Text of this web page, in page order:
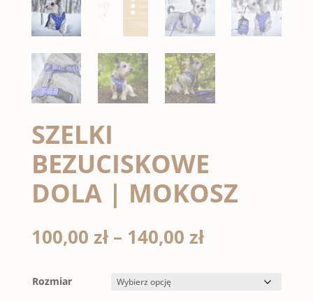
SZELKI
BEZUCISKOWE
DOLA | MOKOSZ
100,00 zł – 140,00 złZakres
100,00 zł
Rozmiar